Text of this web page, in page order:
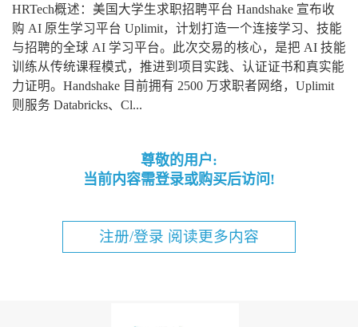
HRTech概述：美国大学生求职招聘平台 Handshake 宣布收
购 AI 原生学习平台 Uplimit，计划打造一个连接学习、技能
与招聘的全球 AI 学习平台。此次交易的核心，是把 AI 技能
训练从传统课程模式，推进到项目实践、认证证书和真实能
力证明。Handshake 目前拥有 2500 万求职者网络，Uplimit
则服务 Databricks、Cl...
尊敬的用户:
当前内容需登录或购买后访问!
注册/登录 阅读更多内容